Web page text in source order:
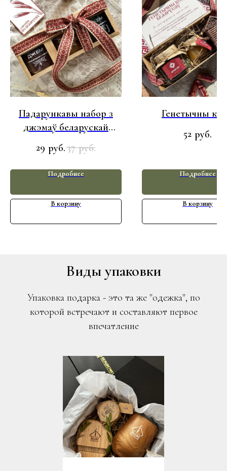
Падарункавы набор з
джэмаў беларускай
вытворчасці
29 руб.37 руб.
Подробнее
В корзину
Генетычны
52 руб.
Подробнее
В корзину
Виды упаковки
Упаковка подарка - это та же "одежка", по
которой встречают и составляют первое
впечатление